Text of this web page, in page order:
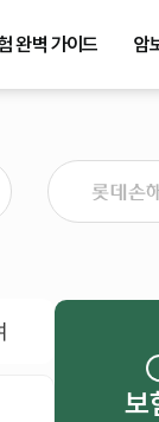
완벽 가이드 암
보